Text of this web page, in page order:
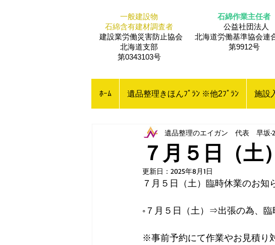
一般建設物
石綿含有建材調査者
建設業労働災害防止協会
北海道支部
第0343103号
石綿作業主任者
公益社団法人
北海道労働基準協会連
第9912号
ﾎｰﾑ 遺品整理きほんﾌﾟﾗﾝ ※他2ﾌﾟﾗﾝ 施設
７月５日（土
遺品整理のエイガン 代表 早坂
更新日： 2025年8月1日
７月５日（土）臨時休業のお知
◦７月５日（土）⇒出張の為、臨
※事前予約にて作業やお見積り